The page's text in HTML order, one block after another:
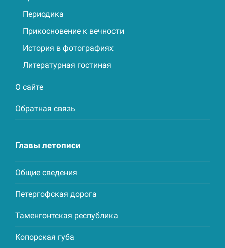
Периодика
Прикосновение к вечности
История в фотографиях
Литературная гостиная
О сайте
Обратная связь
Главы летописи
Общие сведения
Петергофская дорога
Таменгонтская республика
Копорская губа